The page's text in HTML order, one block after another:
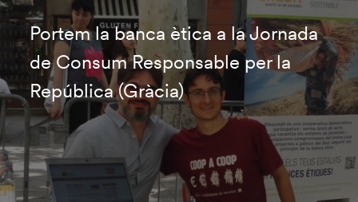
Portem la banca ètica a la Jornada
de Consum Responsable per la
República (Gràcia)